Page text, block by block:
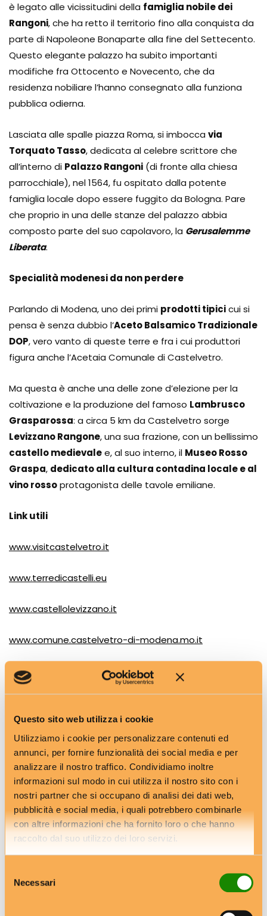
Questo sito web utilizza i cookie
Utilizziamo i cookie per personalizzare contenuti ed
annunci, per fornire funzionalità dei social media e per
analizzare il nostro traffico. Condividiamo inoltre
informazioni sul modo in cui utilizza il nostro sito con i
nostri partner che si occupano di analisi dei dati web,
pubblicità e social media, i quali potrebbero combinarle
con altre informazioni che ha fornito loro o che hanno
raccolto dal suo utilizzo dei loro servizi.
delNecessari
è legato alle vicissitudini della famiglia nobile dei
Rangoni, che ha retto il territorio fino alla conquista da
parte di Napoleone Bonaparte alla fine del Settecento.
Questo elegante palazzo ha subito importanti
modifiche fra Ottocento e Novecento, che da
residenza nobiliare l’hanno consegnato alla funziona
pubblica odierna.
Lasciata alle spalle piazza Roma, si imbocca via
Torquato Tasso, dedicata al celebre scrittore che
all’interno di Palazzo Rangoni (di fronte alla chiesa
parrocchiale), nel 1564, fu ospitato dalla potente
famiglia locale dopo essere fuggito da Bologna. Pare
che proprio in una delle stanze del palazzo abbia
composto parte del suo capolavoro, la Gerusalemme
Liberata.
Specialità modenesi da non perdere
Parlando di Modena, uno dei primi prodotti tipicicui si
pensa è senza dubbio l’Aceto Balsamico Tradizionale
DOP, vero vanto di queste terre e fra i cui produttori
figura anche l’Acetaia Comunale di Castelvetro.
Ma questa è anche una delle zone d’elezione per la
coltivazione e la produzione del famoso Lambrusco
Grasparossa: a circa 5 km da Castelvetro sorge
Levizzano Rangone, una sua frazione, con un bellissimo
castello medievalee, al suo interno, il Museo Rosso
Graspa, dedicato alla cultura contadina locale e al
vino rossoprotagonista delle tavole emiliane.
Link utili
www.visitcastelvetro.it
www.terredicastelli.eu
www.castellolevizzano.it
www.comune.castelvetro-di-modena.mo.it
0 0
TAGS